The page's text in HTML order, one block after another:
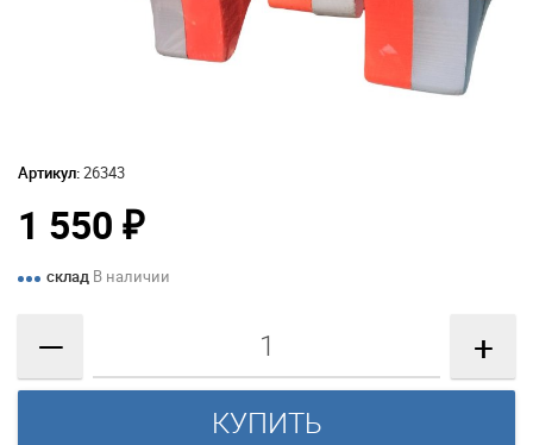
Артикул:26343
1 550 ₽
склад В наличии
— +